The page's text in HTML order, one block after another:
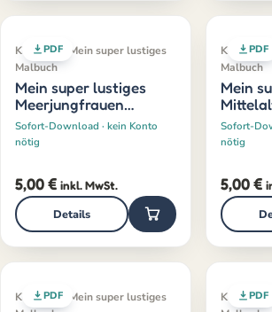
PDF
Klassiker · Mein super lustiges
Malbuch
Mein super lustiges
Meerjungfrauen
Malbuch
Sofort-Download · kein Konto
nötig
5,00€ inkl. MwSt.
Details
PDF
Klassiker
Malbuch
Mein
Sofort-
nötig
5,00€
PDF
Klassiker · Mein super lustiges
PDF
Klassiker